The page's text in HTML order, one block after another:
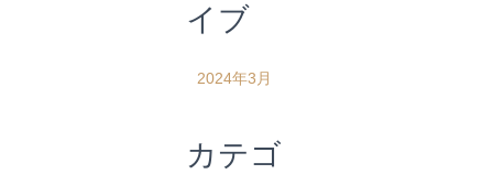
イブ
2024年3月
カテゴ